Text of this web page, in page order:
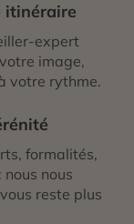
itinéraire
expert
image,
votre rythme.
formalités,
nous
reste plus